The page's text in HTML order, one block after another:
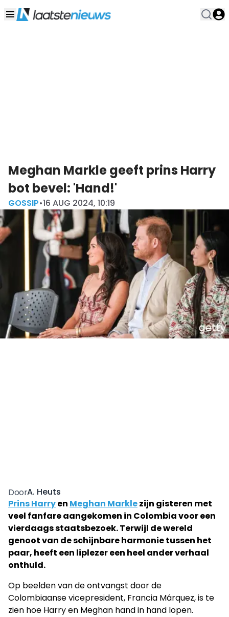
Meghan Markle geeft prins Harry
bot bevel: 'Hand!'
GOSSIP•16 AUG 2024, 10:19
DoorA. Heuts
Prins Harryen Meghan Marklezijn gisteren met
veel fanfare aangekomen in Colombia voor een
vierdaags staatsbezoek. Terwijl de wereld
genoot van de schijnbare harmonie tussen het
paar, heeft een liplezer een heel ander verhaal
onthuld.
Op beelden van de ontvangst door de
Colombiaanse vicepresident, Francia Márquez, is te
zien hoe Harry en Meghan hand in hand lopen.